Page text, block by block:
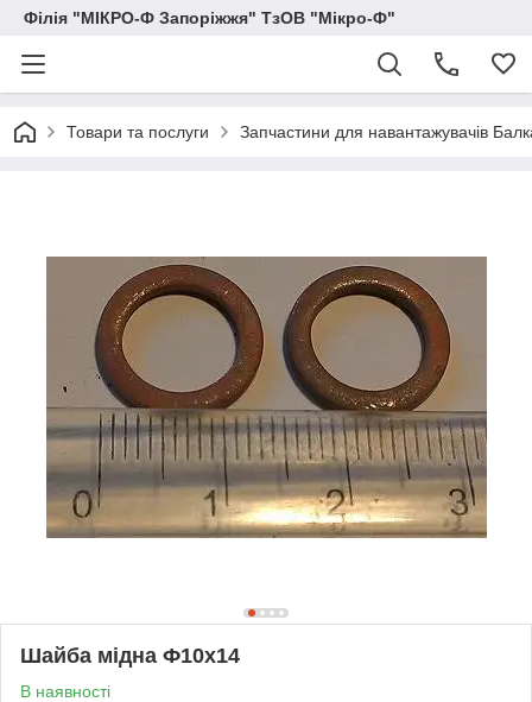
Філія "МІКРО-Ф Запоріжжя" ТзОВ "Мікро-Ф"
Товари та послуги Запчастини для навантажувачів
Шайба мідна Ф10х14
В наявності